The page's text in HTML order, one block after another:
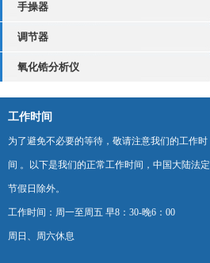
手操器
调节器
氧化锆分析仪
工作时间
为了避免不必要的等待，敬请注意我们的工作时
间 。以下是我们的正常工作时间，中国大陆法定
节假日除外。
工作时间：周一至周五 早8：30-晚6：00
周日、周六休息